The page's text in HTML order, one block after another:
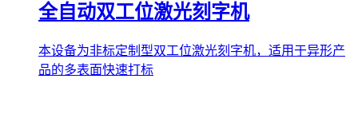
全自动双工位激光刻字机
本设备为非标定制型双工位激光刻字机，适用于异形产
品的多表面快速打标